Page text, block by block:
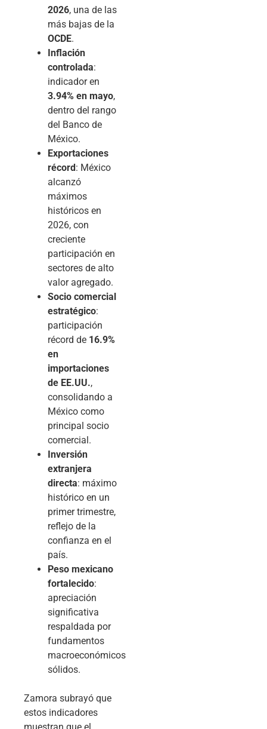
2026, una de las
más bajas de la
OCDE.
Inflación
controlada:
indicador en
3.94% en mayo,
dentro del rango
del Banco de
México.
Exportaciones
récord: México
alcanzó
máximos
históricos en
2026, con
creciente
participación en
sectores de alto
valor agregado.
Socio comercial
estratégico:
participación
récord de 16.9%
en
importaciones
de EE.UU.,
consolidando a
México como
principal socio
comercial.
Inversión
extranjera
directa: máximo
histórico en un
primer trimestre,
reflejo de la
confianza en el
país.
Peso mexicano
fortalecido:
apreciación
significativa
respaldada por
fundamentos
macroeconómicos
sólidos.
Zamora subrayó que
estos indicadores